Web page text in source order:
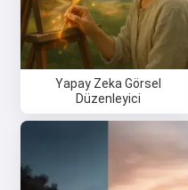
Yapay Zeka Görsel
Düzenleyici